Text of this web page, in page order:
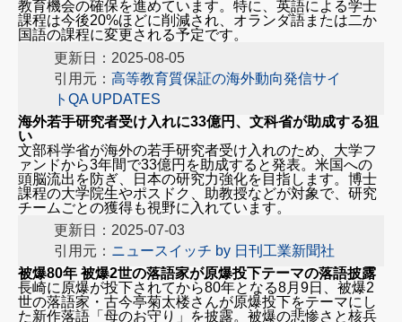
教育機会の確保を進めています。特に、英語による学士
課程は今後20%ほどに削減され、オランダ語または二か
国語の課程に変更される予定です。
更新日：2025-08-05
引用元： 高等教育質保証の海外動向発信サイ
トQA UPDATES
海外若手研究者受け入れに33億円、文科省が助成する狙
い
文部科学省が海外の若手研究者受け入れのため、大学フ
ァンドから3年間で33億円を助成すると発表。米国への
頭脳流出を防ぎ、日本の研究力強化を目指します。博士
課程の大学院生やポスドク、助教授などが対象で、研究
チームごとの獲得も視野に入れています。
更新日：2025-07-03
引用元： ニュースイッチ by 日刊工業新聞社
被爆80年 被爆2世の落語家が原爆投下テーマの落語披露
長崎に原爆が投下されてから80年となる8月9日、被爆2
世の落語家・古今亭菊太楼さんが原爆投下をテーマにし
た新作落語「母のお守り」を披露。被爆の悲惨さと核兵